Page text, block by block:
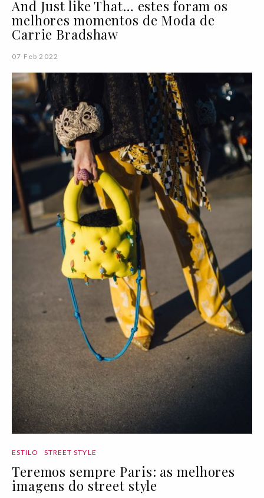
And Just like That… estes foram os
melhores momentos de Moda de
Carrie Bradshaw
07 Feb 2022
ESTILO STREET STYLE
Teremos sempre Paris: as melhores
imagens do street style